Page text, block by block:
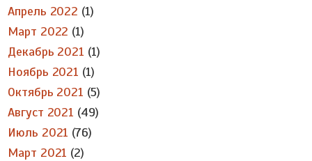
Апрель 2022 (1)
Март 2022 (1)
Декабрь 2021 (1)
Ноябрь 2021 (1)
Октябрь 2021 (5)
Август 2021 (49)
Июль 2021 (76)
Март 2021 (2)